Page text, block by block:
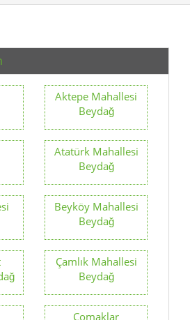
Aktepe Mahallesi
Beydağ
Atatürk Mahallesi
Beydağ
Beyköy Mahallesi
Beydağ
Çamlık Mahallesi
Beydağ
Çomaklar